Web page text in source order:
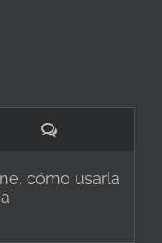
Comentarios
cómo usarla